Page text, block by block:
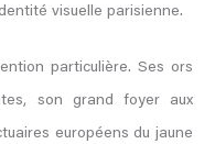
visuelle parisienne.
particulière. Ses ors
son grand foyer aux
européens du jaune